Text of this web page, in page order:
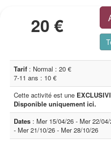
20 €
Tarif : Normal : 20 €
7-11 ans : 10 €
Cette activité est une
Disponible uniquement ici.
Dates : Mer 15/04/26 - Mer 22/
- Mer 21/10/26 - Mer 28/10/26